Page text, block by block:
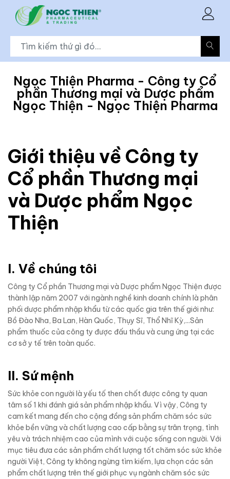
Ngọc Thiện Pharma - Công ty Cổ
phần Thương mại và Dược phẩm
Ngọc Thiện - Ngọc Thiện Pharma
Giới thiệu về Công ty
Cổ phần Thương mại
và Dược phẩm Ngọc
Thiện
I. Về chúng tôi
Công ty Cổ phần Thương mại và Dược phẩm Ngọc Thiện được
thành lập năm 2007 với ngành nghề kinh doanh chính là phân
phối dược phẩm nhập khẩu từ các quốc gia trên thế giới như:
Bồ Đào Nha, Ba Lan, Hàn Quốc, Thụy Sĩ, Thổ Nhĩ Kỳ,...Sản
phẩm thuốc của công ty được đấu thầu và cung ứng tại các
cơ sở y tế trên toàn quốc.
II. Sứ mệnh
Sức khỏe con người là yếu tố then chốt được công ty quan
tâm số 1 khi đánh giá sản phẩm nhập khẩu. Vì vậy, Công ty
cam kết mang đến cho cộng đồng sản phẩm chăm sóc sức
khỏe bền vững và chất lượng cao cấp bằng sự trân trọng, tình
yêu và trách nhiệm cao của mình với cuộc sống con người. Với
mục tiêu đưa các sản phẩm chất lượng tốt chăm sóc sức khỏe
người Việt, Công ty không ngừng tìm kiếm, lựa chọn các sản
phẩm chất lượng trên thế giới phục vụ ngành chăm sóc sức